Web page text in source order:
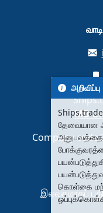
MB
Company code
இலவசமாகப்
அறிவிப்பு
தேவையான
அனுபவத்தை
கொள்கை